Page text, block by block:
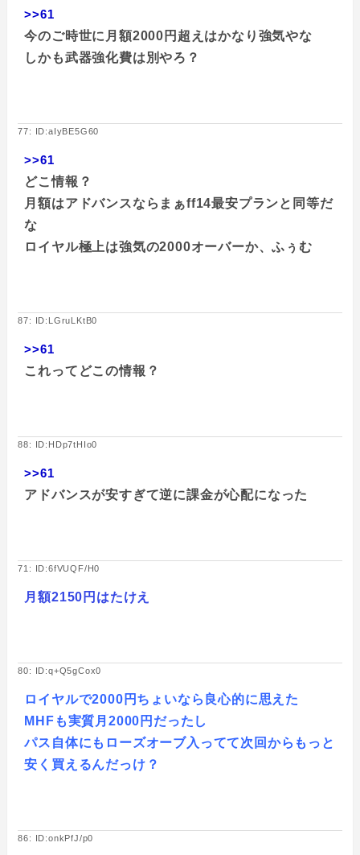
>>61
今のご時世に月額2000円超えはかなり強気やな
しかも武器強化費は別やろ？
77: ID:aIyBE5G60
>>61
どこ情報？
月額はアドバンスならまぁff14最安プランと同等だ
な
ロイヤル極上は強気の2000オーバーか、ふぅむ
87: ID:LGruLKtB0
>>61
これってどこの情報？
88: ID:HDp7tHIo0
>>61
アドバンスが安すぎて逆に課金が心配になった
71: ID:6fVUQF/H0
月額2150円はたけえ
80: ID:q+Q5gCox0
ロイヤルで2000円ちょいなら良心的に思えた
MHFも実質月2000円だったし
パス自体にもローズオーブ入ってて次回からもっと
安く買えるんだっけ？
86: ID:onkPfJ/p0